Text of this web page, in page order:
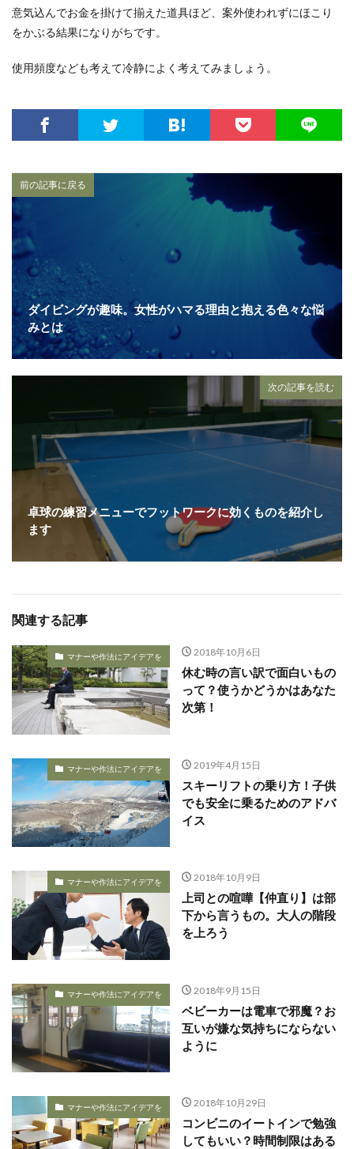
意気込んでお金を掛けて揃えた道具ほど、案外使われずにほこり
をかぶる結果になりがちです。
使用頻度なども考えて冷静によく考えてみましょう。
前の記事に戻る
ダイビングが趣味。女性がハマる理由と抱える色々な悩
みとは
次の記事を読む
卓球の練習メニューでフットワークに効くものを紹介し
ます
関連する記事
マナーや作法にアイデアを 2018年10月6日
休む時の言い訳で面白いもの
って？使うかどうかはあなた
次第！
マナーや作法にアイデアを 2019年4月15日
スキーリフトの乗り方！子供
でも安全に乗るためのアドバ
イス
マナーや作法にアイデアを 2018年10月9日
上司との喧嘩【仲直り】は部
下から言うもの。大人の階段
を上ろう
マナーや作法にアイデアを 2018年9月15日
ベビーカーは電車で邪魔？お
互いが嫌な気持ちにならない
ように
マナーや作法にアイデアを 2018年10月29日
コンビニのイートインで勉強
してもいい？時間制限はある